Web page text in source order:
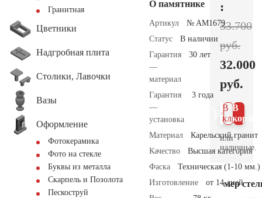
Гранитная
Цветники
Надгробная плита
Столики, Лавочки
Вазы
Оформление
Фотокерамика
Фото на стекле
Буквы из металла
Скарпель и Позолота
Пескоструй
О памятнике
Артикул
№ AM1679
Статус
В наличии
Гарантия
—
материал
30 лет
Гарантия
—
установка
3 года
Материал
Карельский гранит
Качество
Высшая категория
Фаска
Техническая (1-10 мм.)
Изготовление
от 14 дней
:
33.700
руб.
32.000
руб.
В
В 1
клик
или
наличные.
Размер